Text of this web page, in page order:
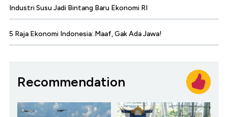
Industri Susu Jadi Bintang Baru Ekonomi RI
5 Raja Ekonomi Indonesia: Maaf, Gak Ada Jawa!
Recommendation